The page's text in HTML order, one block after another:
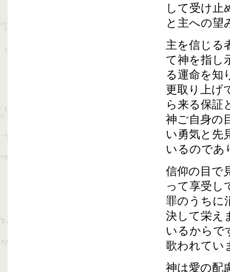
して受け止
と主への望
主を信じる
て神を指し
る運命を知
更取り上げ
ら来る保証
神ご自身の
い勇気と先
いるのであ
信仰の目で
って享受し
罪のうちに
決して栄え
いるからで
歌われてい
神は愛の配